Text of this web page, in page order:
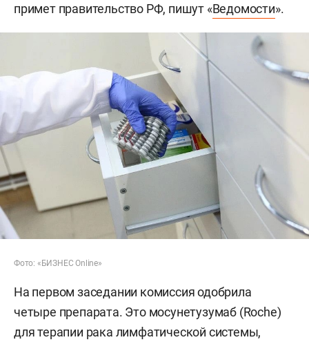
примет правительство РФ, пишут «Ведомости».
Фото: «БИЗНЕС Online»
На первом заседании комиссия одобрила
четыре препарата. Это мосунетузумаб (Roche)
для терапии рака лимфатической системы,